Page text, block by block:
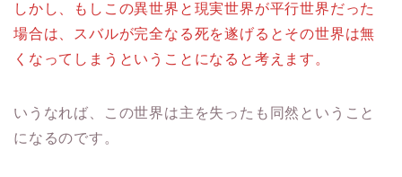
しかし、もしこの異世界と現実世界が平行世界だった
場合は、スバルが完全なる死を遂げるとその世界は無
くなってしまうということになると考えます。
いうなれば、この世界は主を失ったも同然ということ
になるのです。